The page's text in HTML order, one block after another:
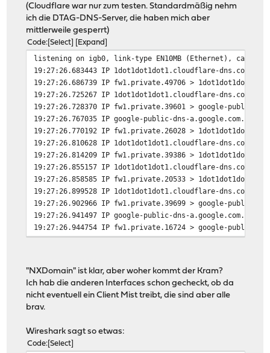
(Cloudflare war nur zum testen. Standardmäßig nehm
ich die DTAG-DNS-Server, die haben mich aber
mittlerweile gesperrt)
Code Select Expand
listening on igb0, link-type EN10MB (Ethernet), capture
19:27:26.683443 IP 1dot1dot1dot1.cloudflare-
19:27:26.686739 IP fw1.private.49706 >
19:27:26.725267 IP 1dot1dot1dot1.cloudflare-
19:27:26.728370 IP fw1.private.39601 > google-public-
19:27:26.767035 IP google-public-dns-
19:27:26.770192 IP fw1.private.26028 >
19:27:26.810628 IP 1dot1dot1dot1.cloudflare-
19:27:26.814209 IP fw1.private.39386 >
19:27:26.855157 IP 1dot1dot1dot1.cloudflare-
19:27:26.858585 IP fw1.private.20533 >
19:27:26.899528 IP 1dot1dot1dot1.cloudflare-
19:27:26.902966 IP fw1.private.39699 > google-public-
19:27:26.941497 IP google-public-dns-
19:27:26.944754 IP fw1.private.16724 > google-public-
19:27:27.029309 IP fw1.private.45585 > google-public-
19:27:27.067797 IP google-public-dns-
19:27:27.071274 IP fw1.private.6915 >
19:27:27.112370 IP 1dot1dot1dot1.cloudflare-
19:27:27.153695 IP google-public-dns-
19:27:27.157305 IP fw1.private.36250 >
"NXDomain" ist klar, aber woher kommt der Kram?
Ich hab die anderen Interfaces schon gecheckt, ob da
nicht eventuell ein Client Mist treibt, die sind aber alle
brav.
Wireshark sagt so etwas:
Code Select